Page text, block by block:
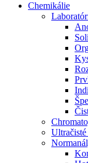
Chemikálie